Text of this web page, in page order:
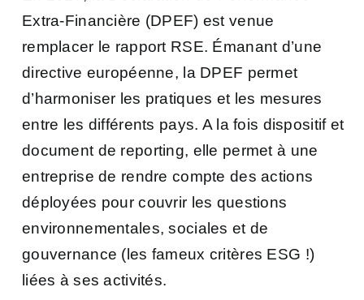
Extra-Financière (DPEF) est venue
remplacer le rapport RSE. Émanant d’une
directive européenne, la DPEF permet
d’harmoniser les pratiques et les mesures
entre les différents pays. A la fois dispositif et
document de reporting, elle permet à une
entreprise de rendre compte des actions
déployées pour couvrir les questions
environnementales, sociales et de
gouvernance (les fameux critères ESG !)
liées à ses activités.